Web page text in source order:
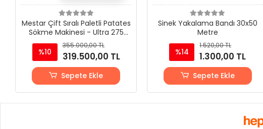
Mestar Çift Sıralı Paletli Patates
Sökme Makinesi - Ultra 275
Modeli
%10
355.000,00 TL
319.500,00 TL
Sepete Ekle
Sinek Yakalama Bandı 30x50
Metre
%14
1.520,00 TL
1.300,00 TL
Sepete Ekle